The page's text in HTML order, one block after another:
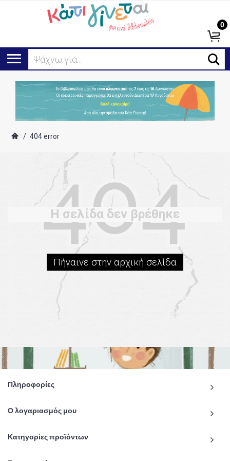
Αν
0
/ 404 error
Η σελίδα δεν βρέθηκε
Πήγαινε στην αρχική σελίδα
Πληροφορίες
Ο λογαριασμός μου
Κατηγορίες προϊόντων